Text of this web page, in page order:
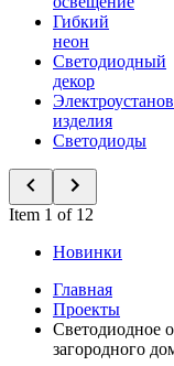
Гибкий
неон
Светодиодный
декор
изделия
Светодиоды
Item 1 of 12
Новинки
Главная
Проекты
Светодиодное
загородного